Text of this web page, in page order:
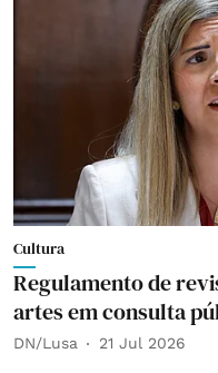
Cultura
Regulamento de
artes em consulta
DN/Lusa 21 Jul 2026